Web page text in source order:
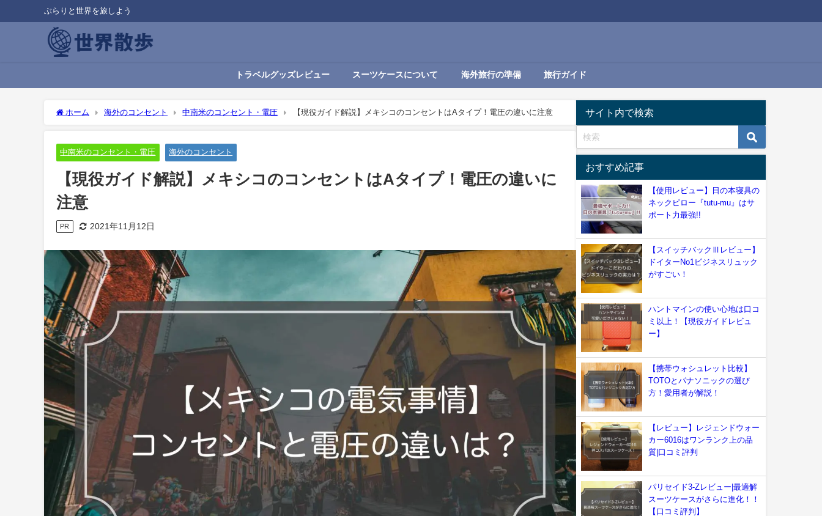
ぶらりと世界を旅しよう
トラベルグッズレビュー スーツケースについて 海外旅行の準備 旅行ガイド
ホーム 海外のコンセント 中南米のコンセント・電圧 【現役ガイド解説】メキシコのコンセントはAタイプ！電圧の違いに注意
中南米のコンセント・電圧 海外のコンセント
【現役ガイド解説】メキシコのコンセントはAタイプ！電圧の違いに
注意
PR 2021年11月12日
サイト内で検索
おすすめ記事
【使用レビュー】日の本寝具の
ネックピロー『tutu-mu』はサ
ポート力最強!!
【スイッチバックⅢレビュー】
ドイターNo1ビジネスリュック
がすごい！
ハントマインの使い心地は口コ
ミ以上！【現役ガイドレビュ
ー】
【携帯ウォシュレット比較】
TOTOとパナソニックの選び
方！愛用者が解説！
【レビュー】レジェンドウォー
カー6016はワンランク上の品
質|口コミ評判
パリセイド3-Zレビュー|最適解
スーツケースがさらに進化！！
【口コミ評判】